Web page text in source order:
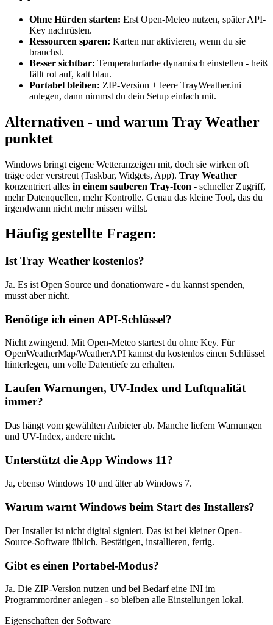
Ohne Hürden starten: Erst Open-Meteo nutzen, später API-
Key nachrüsten.
Ressourcen sparen: Karten nur aktivieren, wenn du sie
brauchst.
Besser sichtbar: Temperaturfarbe dynamisch einstellen - heiß
fällt rot auf, kalt blau.
Portabel bleiben: ZIP-Version + leere TrayWeather.ini
anlegen, dann nimmst du dein Setup einfach mit.
Alternativen - und warum Tray Weather
punktet
Windows bringt eigene Wetteranzeigen mit, doch sie wirken oft
träge oder verstreut (Taskbar, Widgets, App). Tray Weather
konzentriert alles in einem sauberen Tray-Icon - schneller Zugriff,
mehr Datenquellen, mehr Kontrolle. Genau das kleine Tool, das du
irgendwann nicht mehr missen willst.
Häufig gestellte Fragen:
Ist Tray Weather kostenlos?
Ja. Es ist Open Source und donationware - du kannst spenden,
musst aber nicht.
Benötige ich einen API-Schlüssel?
Nicht zwingend. Mit Open-Meteo startest du ohne Key. Für
OpenWeatherMap/WeatherAPI kannst du kostenlos einen Schlüssel
hinterlegen, um volle Datentiefe zu erhalten.
Laufen Warnungen, UV-Index und Luftqualität
immer?
Das hängt vom gewählten Anbieter ab. Manche liefern Warnungen
und UV-Index, andere nicht.
Unterstützt die App Windows 11?
Ja, ebenso Windows 10 und älter ab Windows 7.
Warum warnt Windows beim Start des Installers?
Der Installer ist nicht digital signiert. Das ist bei kleiner Open-
Source-Software üblich. Bestätigen, installieren, fertig.
Gibt es einen Portabel-Modus?
Ja. Die ZIP-Version nutzen und bei Bedarf eine INI im
Programmordner anlegen - so bleiben alle Einstellungen lokal.
Eigenschaften der Software